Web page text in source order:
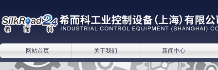
网站首页 关于我们 新闻中心